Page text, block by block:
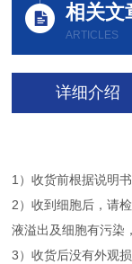
相关文
ARTICLES
详细介绍
1）收货前根据说明
2）收到细胞后，请
液溢出及细胞有污染
3）收货后没有外观